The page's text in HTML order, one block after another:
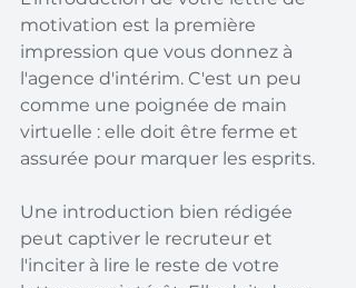
motivation est la première
impression que vous donnez à
l'agence d'intérim. C'est un peu
comme une poignée de main
virtuelle : elle doit être ferme et
assurée pour marquer les esprits.
Une introduction bien rédigée
peut captiver le recruteur et
l'inciter à lire le reste de votre